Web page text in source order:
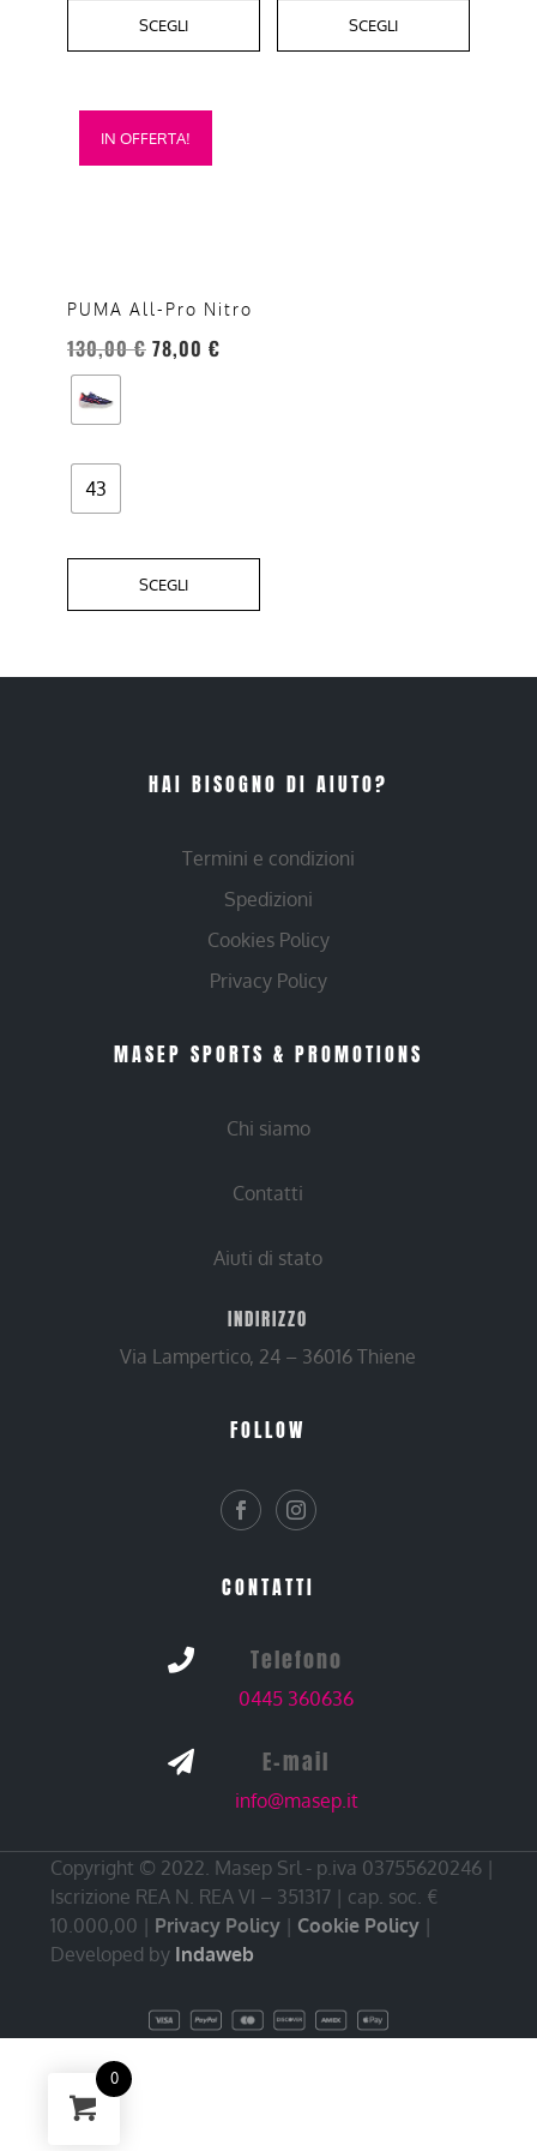
SCEGLI SCEGLI
IN OFFERTA!
PUMA All-Pro Nitro
130,00€ 78,00 €
43
SCEGLI
Questo
prodotto
opzioni
essere
scelte
nella
del
prodotto
HAI BISOGNO DI AIUTO?
Termini e condizioni
Spedizioni
Cookies Policy
Privacy Policy
MASEP SPORTS & PROMOTIONS
Chi siamo
Contatti
Aiuti di stato
INDIRIZZO
Via Lampertico, 24 – 36016 Thiene
FOLLOW
CONTATTI
 Telefono
0445 360636
 E-mail
info@masep.it
Copyright © 2022. Masep Srl - p.iva 03755620246 |
Iscrizione REA N. REA VI – 351317 | cap. soc. €
10.000,00 | Privacy Policy | Cookie Policy |
Developed by Indaweb
0